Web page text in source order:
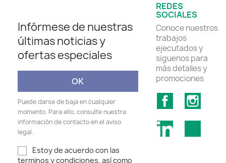
Infórmese de nuestras
últimas noticias y
ofertas especiales
Puede darse de baja en cualquier
momento. Para ello, consulte nuestra
información de contacto en el aviso
legal.
Estoy de acuerdo con las
terminos y condiciones, así como
REDES
SOCIALES
Conoce nuestros
trabajos
ejecutados y
siguenos para
más detalles y
promociones
Facebook
LinkedIn